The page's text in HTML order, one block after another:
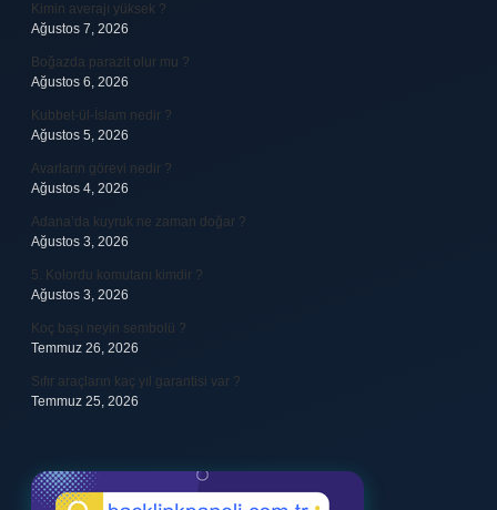
Kimin averajı yüksek ?
Ağustos 7, 2026
Boğazda parazit olur mu ?
Ağustos 6, 2026
Kubbet-ül-İslam nedir ?
Ağustos 5, 2026
Avarların görevi nedir ?
Ağustos 4, 2026
Adana’da kuyruk ne zaman doğar ?
Ağustos 3, 2026
5. Kolordu komutanı kimdir ?
Ağustos 3, 2026
Koç başı neyin sembolü ?
Temmuz 26, 2026
Sıfır araçların kaç yıl garantisi var ?
Temmuz 25, 2026